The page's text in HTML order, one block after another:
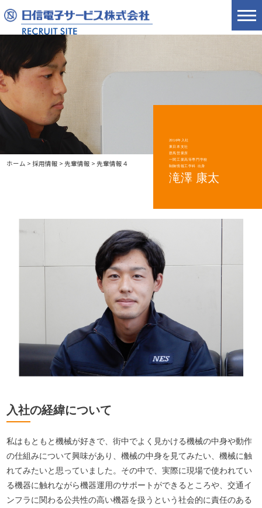
ホーム >採用情報 >先輩情報 >先輩情報４
2016年入社
東日本支社
群馬営業所
一関工業高等専門学校
制御情報工学科 出身
滝澤 康太
入社の経緯について
私はもともと機械が好きで、街中でよく見かける機械の中身や動作
の仕組みについて興味があり、機械の中身を見てみたい、機械に触
れてみたいと思っていました。その中で、実際に現場で使われてい
る機器に触れながら機器運用のサポートができるところや、交通イ
ンフラに関わる公共性の高い機器を扱うという社会的に責任のある